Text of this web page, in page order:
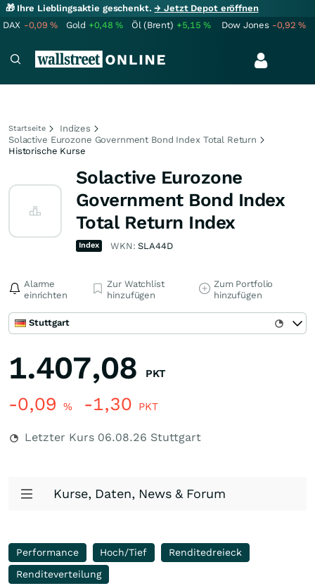
🎁 Ihre Lieblingsaktie geschenkt.→ Jetzt Depot eröffnen
DAX -0,09% Gold +0,48% Öl (Brent) +5,15% Dow Jones -0,92%
Startseite
Indizes
Solactive Eurozone Government Bond Index Total Return
Historische Kurse
Solactive Eurozone
Government Bond Index
Total Return Index
Index WKN:SLA44D
Alarme
einrichten
Zur Watchlist
hinzufügen
Zum Portfolio
hinzufügen
Stuttgart
1.407,08 PKT
-0,09 % -1,30 PKT
Letzter Kurs 06.08.26 Stuttgart
Kurse, Daten, News & Forum
Performance Hoch/Tief
Renditedreieck
Renditeverteilung